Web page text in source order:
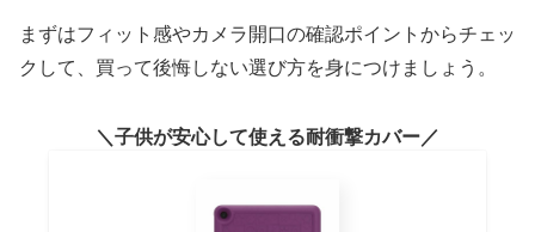
まずはフィット感やカメラ開口の確認ポイントからチェッ
クして、買って後悔しない選び方を身につけましょう。
子供が安心して使える耐衝撃カバー